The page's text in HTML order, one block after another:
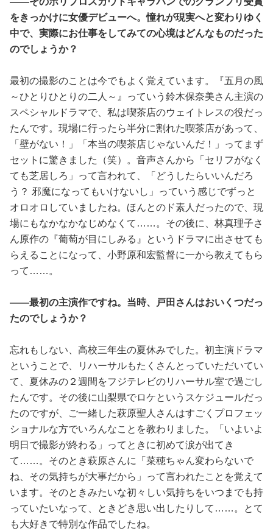
をきっかけに女優デビューへ。憧れが現実へと変わりゆく
中で、実際にお仕事をしてみての心境はどんなものだった
のでしょうか？
最初の撮影のことは今でもよく覚えています。『五月の風
～ひとりひとりの二人～』っていう鈴木保奈美さん主演の
スペシャルドラマで、私は喫茶店のウェイトレスの役だっ
たんです。現場に行ったら半分に割れた喫茶店があって、
「壁がない！」「本当の喫茶店じゃないんだ！」ってまず
セットに驚きました（笑）。音声さんから「セリフがなく
ても芝居しろ」って言われて、「どうしたらいいんだろ
う？ 邪魔になってもいけないし」っていう感じでずっと
オロオロしていましたね。ほんとのド素人だったので、現
場にもなかなかなじめなくて……。その後に、林真理子さ
ん原作の『葡萄が目にしみる』というドラマに出させても
らえることになって、小野原和宏監督に一から教えてもら
って……。
――最初の主演作ですね。当時、戸田さんはおいくつだっ
たのでしょうか？
忘れもしない、高校三年生の夏休みでした。初主演ドラマ
ということで、リハーサルもたくさんとっていただいてい
て、夏休みの２週間をフジテレビのリハーサル室で過ごし
たんです。その後に山梨県でロケというスケジュールだっ
たのですが、ご一緒した萩原聖人さんはすごくプロフェッ
ショナルな方でいろんなことを教わりました。「いよいよ
明日で撮影が終わる」ってときに初めて涙が出てき
て……。そのとき萩原さんに「菜穂ちゃん変わらないで
ね、その気持ちが大事だから」って言われたことを覚えて
います。そのときみたいな初々しい気持ちをいつまでも持
っていたいなって、ときどき思い出したりして……。とて
も大好きで特別な作品でしたね。